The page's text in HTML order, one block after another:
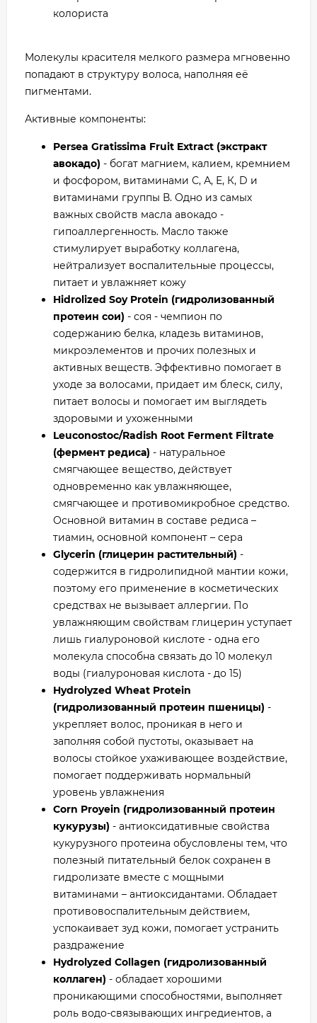
колориста
Молекулы красителя мелкого размера мгновенно
попадают в структуру волоса, наполняя её
пигментами.
Активные компоненты:
Persea Gratissima Fruit Extract (экстракт
авокадо) - богат магнием, калием, кремнием
и фосфором, витаминами С, А, Е, К, D и
витаминами группы В. Одно из самых
важных свойств масла авокадо -
гипоаллергенность. Масло также
стимулирует выработку коллагена,
нейтрализует воспалительные процессы,
питает и увлажняет кожу
Hidrolized Soy Protein (гидролизованный
протеин сои) - соя - чемпион по
содержанию белка, кладезь витаминов,
микроэлементов и прочих полезных и
активных веществ. Эффективно помогает в
уходе за волосами, придает им блеск, силу,
питает волосы и помогает им выглядеть
здоровыми и ухоженными
Leuconostoc/Radish Root Ferment Filtrate
(фермент редиса) - натуральное
смягчающее вещество, действует
одновременно как увлажняющее,
смягчающее и противомикробное средство.
Основной витамин в составе редиса –
тиамин, основной компонент – сера
Glycerin (глицерин растительный) -
содержится в гидролипидной мантии кожи,
поэтому его применение в косметических
средствах не вызывает аллергии. По
увлажняющим свойствам глицерин уступает
лишь гиалуроновой кислоте - одна его
молекула способна связать до 10 молекул
воды (гиалуроновая кислота - до 15)
Hydrolyzed Wheat Protein
(гидролизованный протеин пшеницы) -
укрепляет волос, проникая в него и
заполняя собой пустоты, оказывает на
волосы стойкое ухаживающее воздействие,
помогает поддерживать нормальный
уровень увлажнения
Corn Proyein (гидролизованный протеин
кукурузы) - антиоксидативные свойства
кукурузного протеина обусловлены тем, что
полезный питательный белок сохранен в
гидролизате вместе с мощными
витаминами – антиоксидантами. Обладает
противовоспалительным действием,
успокаивает зуд кожи, помогает устранить
раздражение
Hydrolyzed Collagen (гидролизованный
коллаген) - обладает хорошими
проникающими способностями, выполняет
роль водо-связывающих ингредиентов, а